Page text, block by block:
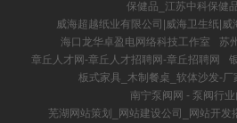
保健品_江苏中科保健
威海超越纸业有限公司|威海卫生纸|威
海口龙华卓盈电网络科技工作室
苏
章丘人才网-章丘人才招聘网-章丘招聘网
板式家具_木制餐桌_软体沙发-厂
南宁泵阀网 - 泵阀行
芜湖网站策划_网站建设公司_网站开发